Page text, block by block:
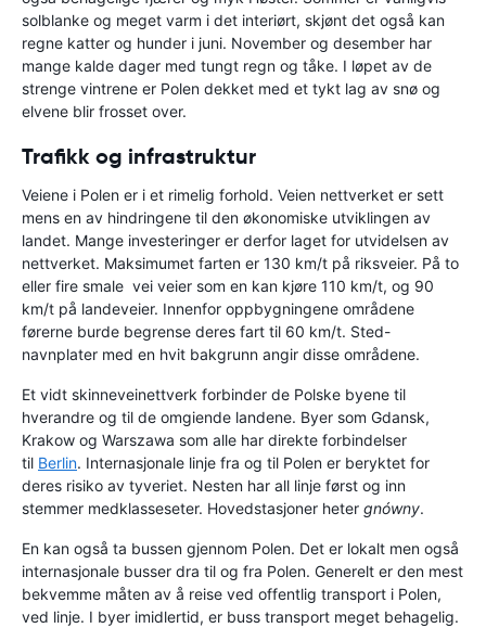
solblanke og meget varm i det interiørt, skjønt det også kan
regne katter og hunder i juni. November og desember har
mange kalde dager med tungt regn og tåke. I løpet av de
strenge vintrene er Polen dekket med et tykt lag av snø og
elvene blir frosset over.
Trafikk og infrastruktur
Veiene i Polen er i et rimelig forhold. Veien nettverket er sett
mens en av hindringene til den økonomiske utviklingen av
landet. Mange investeringer er derfor laget for utvidelsen av
nettverket. Maksimumet farten er 130 km/t på riksveier. På to
eller fire smale vei veier som en kan kjøre 110 km/t, og 90
km/t på landeveier. Innenfor oppbygningene områdene
førerne burde begrense deres fart til 60 km/t. Sted-
navnplater med en hvit bakgrunn angir disse områdene.
Et vidt skinneveinettverk forbinder de Polske byene til
hverandre og til de omgiende landene. Byer som Gdansk,
Krakow og Warszawa som alle har direkte forbindelser
til Berlin. Internasjonale linje fra og til Polen er beryktet for
deres risiko av tyveriet. Nesten har all linje først og inn
stemmer medklasseseter. Hovedstasjoner heter gnówny.
En kan også ta bussen gjennom Polen. Det er lokalt men også
internasjonale busser dra til og fra Polen. Generelt er den mest
bekvemme måten av å reise ved offentlig transport i Polen,
ved linje. I byer imidlertid, er buss transport meget behagelig.